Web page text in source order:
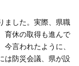
ました。実際、県職
育休の取得も進んで
言われたように、
は防災会議、県が設